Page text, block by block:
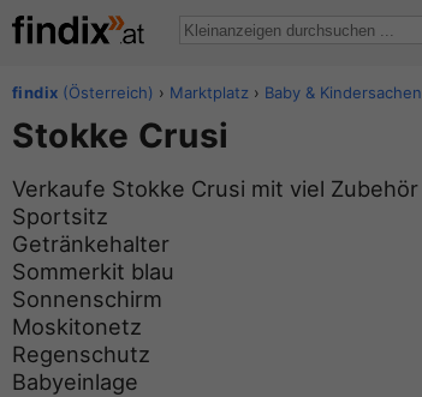
findix (Österreich) › Marktplatz › Baby & Kindersachen
Stokke Crusi
Verkaufe Stokke Crusi mit viel Zubehör
Sportsitz
Getränkehalter
Sommerkit blau
Sonnenschirm
Moskitonetz
Regenschutz
Babyeinlage